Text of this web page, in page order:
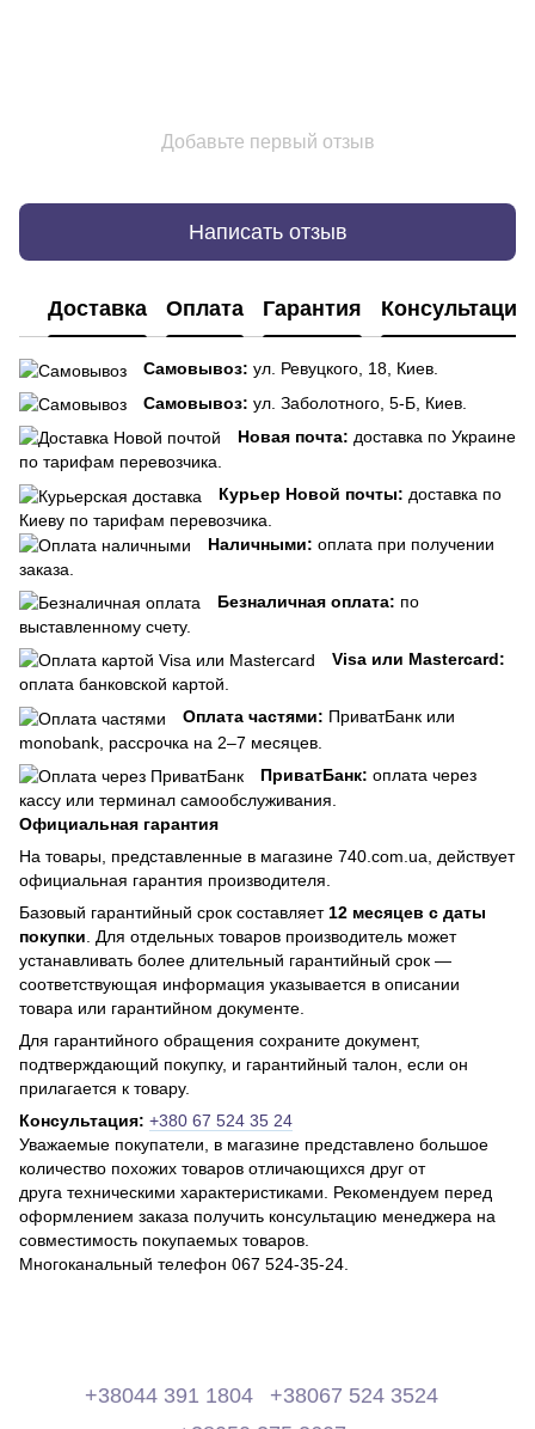
Добавьте первый отзыв
Написать отзыв
Доставка Оплата Гарантия Консультация
Самовывоз: ул. Ревуцкого, 18, Киев.
Самовывоз: ул. Заболотного, 5-Б, Киев.
Новая почта: доставка по Украине
по тарифам перевозчика.
Курьер Новой почты: доставка по
Киеву по тарифам перевозчика.
Наличными: оплата при получении
заказа.
Безналичная оплата: по
выставленному счету.
Visa или Mastercard:
оплата банковской картой.
Оплата частями: ПриватБанк или
monobank, рассрочка на 2–7 месяцев.
ПриватБанк: оплата через
кассу или терминал самообслуживания.
Официальная гарантия
На товары, представленные в магазине 740.com.ua, действует
официальная гарантия производителя.
Базовый гарантийный срок составляет 12 месяцев с даты
покупки . Для отдельных товаров производитель может
устанавливать более длительный гарантийный срок —
соответствующая информация указывается в описании
товара или гарантийном документе.
Для гарантийного обращения сохраните документ,
подтверждающий покупку, и гарантийный талон, если он
прилагается к товару.
Консультация: +380 67 524 35 24
Уважаемые покупатели, в магазине представлено большое
количество похожих товаров отличающихся друг от
друга техническими характеристиками. Рекомендуем перед
оформлением заказа получить консультацию менеджера на
совместимость покупаемых товаров.
Многоканальный телефон 067 524-35-24.
+38044 391 1804
+38067 524 3524